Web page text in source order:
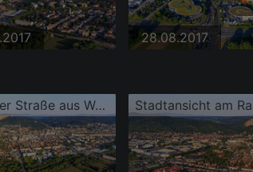
28.08.2017
Wormser Straße aus Westen mit Hans-Freudenberg-Schule